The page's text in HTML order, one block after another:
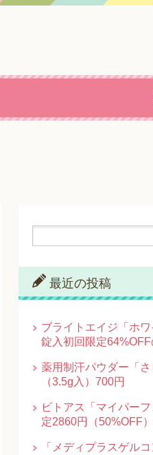
最近の投稿
ブライトエイジ「ホ
錠入初回限定64%OFF
薬用制汗パウダー「
（3.5g入）700円
ビトアス「マイパー
定2860円（50%OFF
「メディプラスゲル